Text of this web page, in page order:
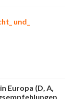
und_
Europa (D, A,